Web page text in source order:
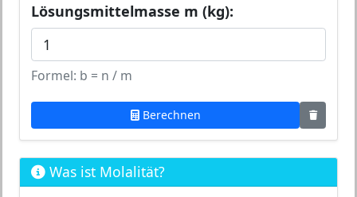
Lösungsmittelmasse m (kg):
Formel: b = n / m
Berechnen
Was ist Molalität?